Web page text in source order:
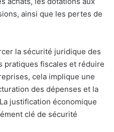
ainsi que les pertes de
la sécurité juridique des
pratiques fiscales et réduire
cela implique une
des dépenses et la
justification économique
clé de sécurité